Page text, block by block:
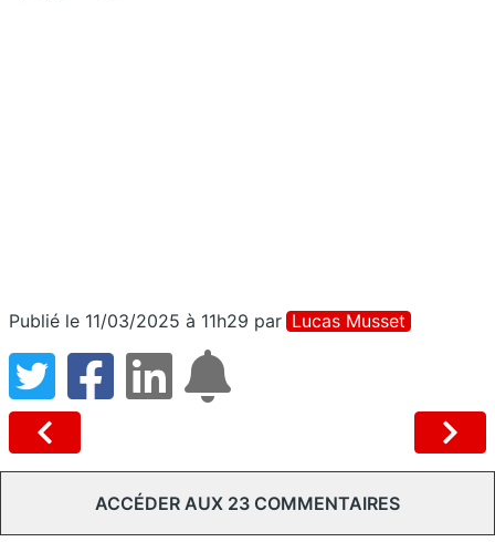
Publié le 11/03/2025 à 11h29 par Lucas Musset
ACCÉDER AUX 23 COMMENTAIRES